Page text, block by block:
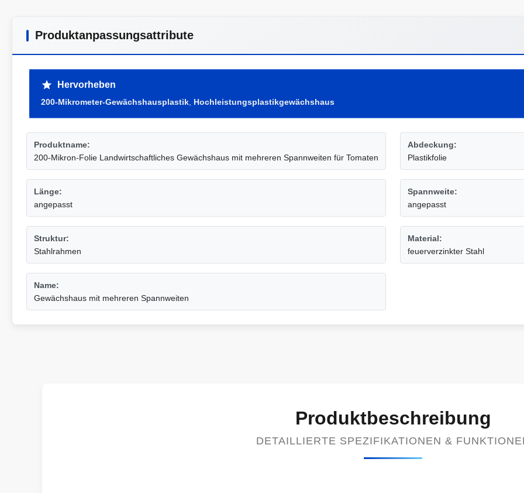
Produktanpassungsattribute
Hervorheben
200-Mikrometer-Gewächshausplastik Hochleistungsplastikgewächshaus
Produktname:
200-Mikron-Folie Landwirtschaftliches Gewächshaus mit mehreren Spannweiten für Tomaten
Abdeckung:
Plastikfolie
Länge:
angepasst
Spannweite:
angepasst
Struktur:
Stahlrahmen
Material:
feuerverzinkter Stahl
Name:
Gewächshaus mit mehreren Spannweiten
Produktbeschreibung
DETAILLIERTE SPEZIFIKATIONEN &